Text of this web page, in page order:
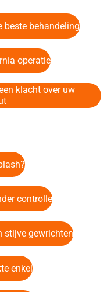
beste behandeling
operatie
klacht over uw
controlle
stijve gewrichten
enkel